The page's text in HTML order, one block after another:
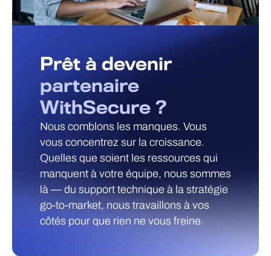
Prêt à devenir
partenaire
WithSecure ?
Nous comblons les manques. Vous
vous concentrez sur la croissance.
Quelles que soient les ressources qui
manquent à votre équipe, nous sommes
là — du support technique à la stratégie
go-to-market, nous travaillons à vos
côtés pour que rien ne vous freine.